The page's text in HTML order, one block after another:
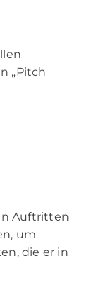
„Pitch
Auftritten
um
die er in